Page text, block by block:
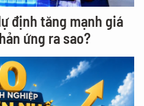
định tăng mạnh giá
ứng ra sao?